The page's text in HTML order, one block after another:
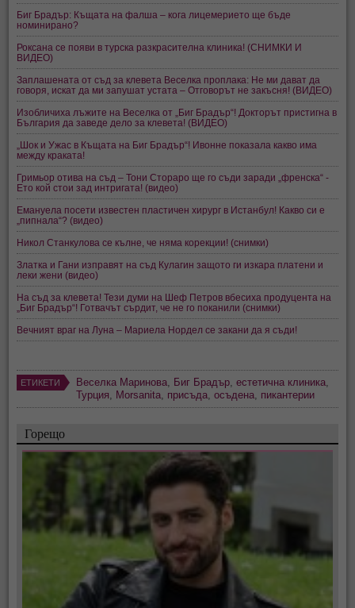
Биг Брадър: Къщата на фалша – кога лицемерието ще бъде
номинирано?
Роксана се появи в турска разкрасителна клиника! (СНИМКИ И
ВИДЕО)
Заплашената от съд за клевета Веселка проплака: Не ми дават да
говоря, искат да ми запушат устата – Отговорът не закъсня! (ВИДЕО)
Изобличиха лъжите на Веселка от „Биг Брадър“! Докторът пристигна в
България да заведе дело за клевета! (ВИДЕО)
„Шок и Ужас в Къщата на Биг Брадър“! Ивонне показала какво има
между краката!
Гримьор отива на съд – Тони Стораро ще го съди заради „френска“ -
Ето кой стои зад интригата! (видео)
Емануела посети известен пластичен хирург в Истанбул! Какво си е
„пипнала“? (видео)
Никол Станкулова се кълне, че няма корекции! (снимки)
Златка и Гани изправят на съд Кулагин защото ги изкара платени и
леки жени (видео)
На съд за клевета! Тези думи на Шеф Петров вбесиха продуцента на
„Биг Брадър“! Готвачът сърдит, че не го поканили (снимки)
Вечният враг на Луна – Мариела Нордел се закани да я съди!
ЕТИКЕТИ Веселка Маринова, Биг Брадър,естетична клиника,
Турция, Morsanita, присъда,осъдена, пикантерии
Горещо